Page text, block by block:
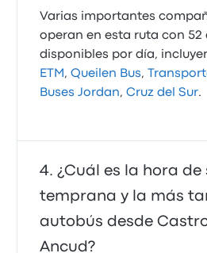
Varias importantes
operan en esta ruta con 52
disponibles por día,
ETM ,Queilen Bus,
Buses Jordan,Cruz del Sur.
¿Cuál es la hora
temprana y la más
autobús desde
Ancud?